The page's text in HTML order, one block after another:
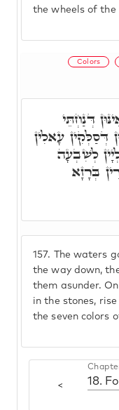
the wheels of
Colors
157.
The waters
the way down,
them asunder.
in the stones,
the seven colors
דְּנַחְתֵּי
דְּסַלְּקִין עָאלִין
לְשִׁבְעָה
בְּרָזָא
<